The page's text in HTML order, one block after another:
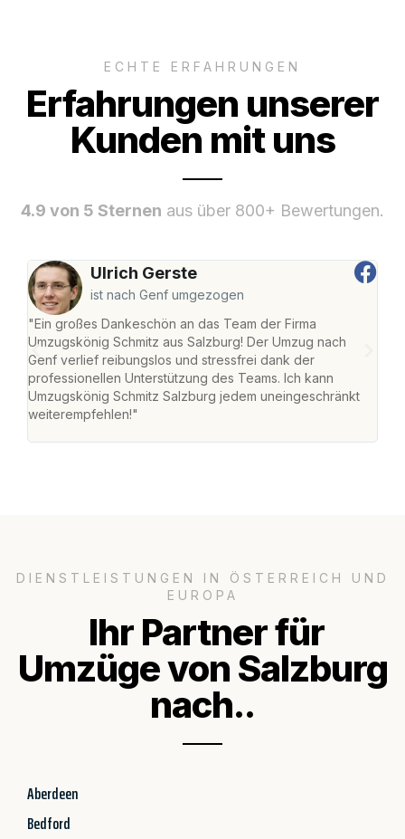
ECHTE ERFAHRUNGEN
Erfahrungen unserer
Kunden mit uns
4.9 von 5 Sternen aus über 800+ Bewertungen.
Ulrich Gerste
ist nach Genf umgezogen
"Ein großes Dankeschön an das Team der Firma
Umzugskönig Schmitz aus Salzburg! Der Umzug nach
Genf verlief reibungslos und stressfrei dank der
professionellen Unterstützung des Teams. Ich kann
Umzugskönig Schmitz Salzburg jedem uneingeschränkt
weiterempfehlen!"
DIENSTLEISTUNGEN IN ÖSTERREICH UND
EUROPA
Ihr Partner für
Umzüge von Salzburg
nach..
Aberdeen
Bedford